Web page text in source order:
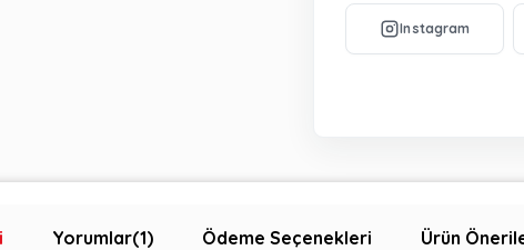
Yorumlar(1) Ödeme Seçenekleri Ürün